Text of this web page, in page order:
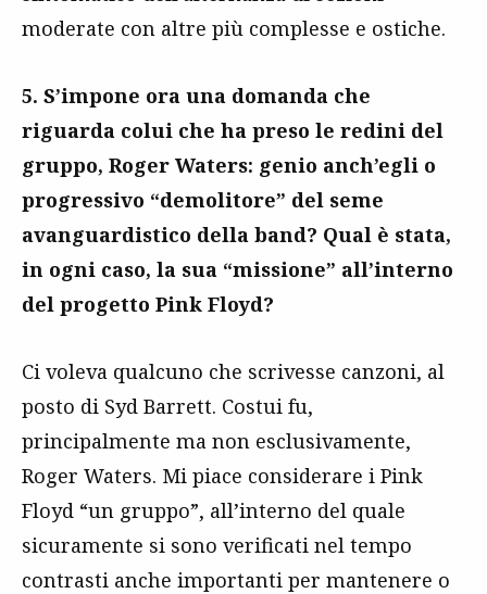
moderate con altre più complesse e ostiche.
5. S’impone ora una domanda che
riguarda colui che ha preso le redini del
gruppo, Roger Waters: genio anch’egli o
progressivo “demolitore” del seme
avanguardistico della band? Qual è stata,
in ogni caso, la sua “missione” all’interno
del progetto Pink Floyd?
Ci voleva qualcuno che scrivesse canzoni, al
posto di Syd Barrett. Costui fu,
principalmente ma non esclusivamente,
Roger Waters. Mi piace considerare i Pink
Floyd “un gruppo”, all’interno del quale
sicuramente si sono verificati nel tempo
contrasti anche importanti per mantenere o